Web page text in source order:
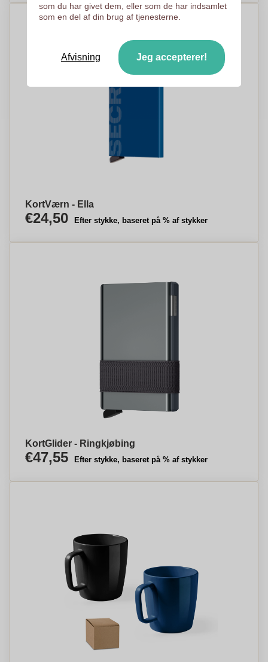
KortVærn - Ella
€24,50 Efter stykke, baseret på % af stykker
KortGlider - Ringkjøbing
€47,55 Efter stykke, baseret på % af stykker
som du har givet dem, eller som de har indsamlet
som en del af din brug af tjenesterne.
Afvisning Jeg accepterer!